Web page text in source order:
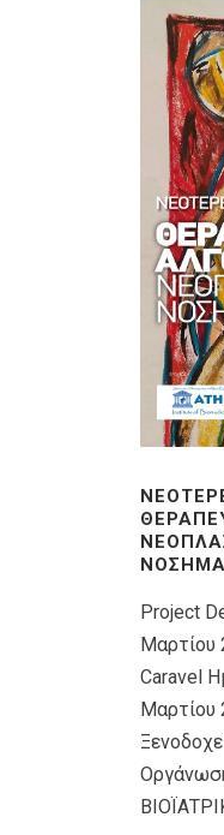
Project
Μαρτίου
Caravel
Μαρτίου